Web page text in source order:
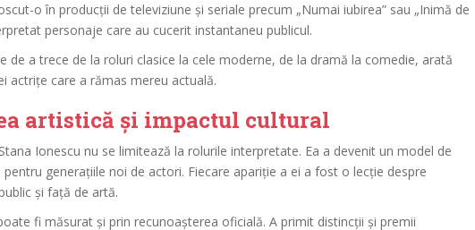
o în producții de televiziune și seriale precum „Numai iubirea” sau „Inimă de
personaje care au cucerit instantaneu publicul.
de a trece de la roluri clasice la cele moderne, de la dramă la comedie, arată
actrițe care a rămas mereu actuală.
artistică și impactul cultural
Ionescu nu se limitează la rolurile interpretate. Ea a devenit un model de
generațiile noi de actori. Fiecare apariție a ei a fost o lecție despre
și față de artă.
fi măsurat și prin recunoașterea oficială. A primit distincții și premii